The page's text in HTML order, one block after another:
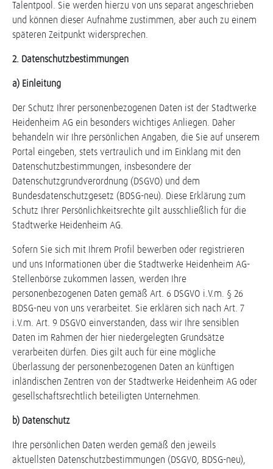
Talentpool. Sie werden hierzu von uns separat angeschrieben
und können dieser Aufnahme zustimmen, aber auch zu einem
späteren Zeitpunkt widersprechen.
2. Datenschutzbestimmungen
a) Einleitung
Der Schutz Ihrer personenbezogenen Daten ist der Stadtwerke
Heidenheim AG ein besonders wichtiges Anliegen. Daher
behandeln wir Ihre persönlichen Angaben, die Sie auf unserem
Portal eingeben, stets vertraulich und im Einklang mit den
Datenschutzbestimmungen, insbesondere der
Datenschutzgrundverordnung (DSGVO) und dem
Bundesdatenschutzgesetz (BDSG-neu). Diese Erklärung zum
Schutz Ihrer Persönlichkeitsrechte gilt ausschließlich für die
Stadtwerke Heidenheim AG.
Sofern Sie sich mit Ihrem Profil bewerben oder registrieren
und uns Informationen über die Stadtwerke Heidenheim AG-
Stellenbörse zukommen lassen, werden Ihre
personenbezogenen Daten gemäß Art. 6 DSGVO i.V.m. § 26
BDSG-neu von uns verarbeitet. Sie erklären sich nach Art. 7
i.V.m. Art. 9 DSGVO einverstanden, dass wir Ihre sensiblen
Daten im Rahmen der hier niedergelegten Grundsätze
verarbeiten dürfen. Dies gilt auch für eine mögliche
Überlassung der personenbezogenen Daten an künftigen
inländischen Zentren von der Stadtwerke Heidenheim AG oder
gesellschaftsrechtlich beteiligten Unternehmen.
b) Datenschutz
Ihre persönlichen Daten werden gemäß den jeweils
aktuellsten Datenschutzbestimmungen (DSGVO, BDSG-neu),